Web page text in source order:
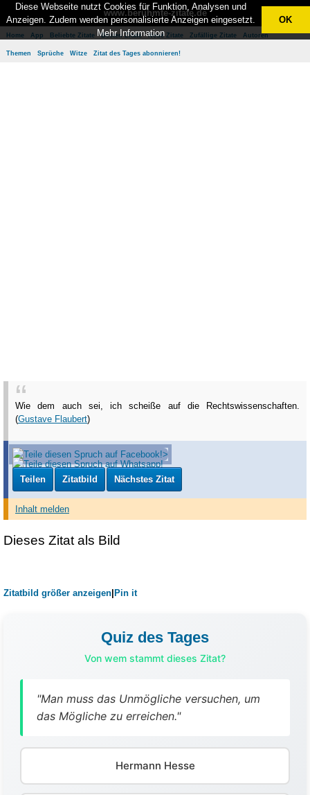
www.berühmte-zitate.de
Home App Beliebte Zitate Besten Zitate Neue Zitate Zufällige Zitate Autoren
Themen Sprüche Witze Zitat des Tages abonnieren!
Wie dem auch sei, ich scheiße auf die Rechtswissenschaften.
(Gustave Flaubert)
Teilen Zitatbild Nächstes Zitat
Inhalt melden
Dieses Zitat als Bild
Zitatbild größer anzeigen Pin it
Quiz des Tages
Von wem stammt dieses Zitat?
"Man muss das Unmögliche versuchen, um
das Mögliche zu erreichen."
Hermann Hesse
Diese Webseite nutzt Cookies für Funktion, Analysen und
Anzeigen. Zudem werden personalisierte Anzeigen eingesetzt.
Mehr Information
OK